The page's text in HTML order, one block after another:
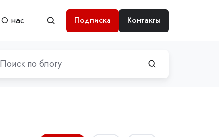
О нас Подписка Контакты